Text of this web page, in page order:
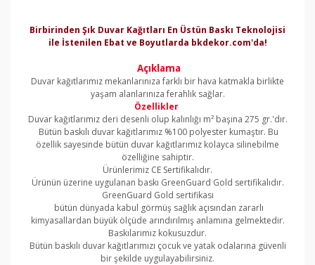
Birbirinden Şık Duvar Kağıtları En Üstün Baskı Teknolojisi
ile İstenilen Ebat ve Boyutlarda bkdekor.com'da!
Açıklama
Duvar kağıtlarımız mekanlarınıza farklı bir hava katmakla birlikte
yaşam alanlarınıza ferahlık sağlar.
Özellikler
Duvar kağıtlarımız deri desenli olup kalınlığı m² başına 275 gr.'dır.
Bütün baskılı duvar kağıtlarımız %100 polyester kumaştır. Bu
özellik sayesinde bütün duvar kağıtlarımız kolayca silinebilme
özelliğine sahiptir.
Ürünlerimiz CE Sertifikalıdır.
Ürünün üzerine uygulanan baskı GreenGuard Gold sertifikalıdır.
GreenGuard Gold sertifikası
bütün dünyada kabul görmüş sağlık açısından zararlı
kimyasallardan büyük ölçüde arındırılmış anlamına gelmektedir.
Baskılarımız kokusuzdur.
Bütün baskılı duvar kağıtlarımızı çocuk ve yatak odalarına güvenli
bir şekilde uygulayabilirsiniz.